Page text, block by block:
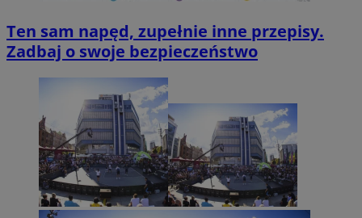
Ten sam napęd, zupełnie inne przepisy.
Zadbaj o swoje bezpieczeństwo